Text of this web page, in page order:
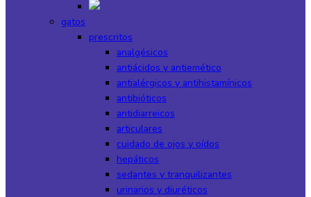
gatos
prescritos
analgésicos
antiácidos y antiemético
antialérgicos y antihistamínicos
antibióticos
antidiarreicos
articulares
cuidado de ojos y oídos
hepáticos
sedantes y tranquilizantes
urinarios y diuréticos